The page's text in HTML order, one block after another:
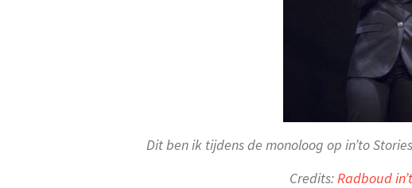
Dit ben ik tijdens de monoloog op in’to
Credits:Radboud